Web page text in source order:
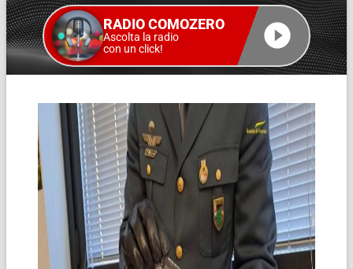
RADIO COMOZERO
Ascolta la radio
con un click!